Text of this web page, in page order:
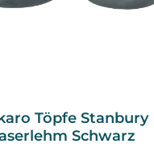
Töpfe Stanbury
Schwarz